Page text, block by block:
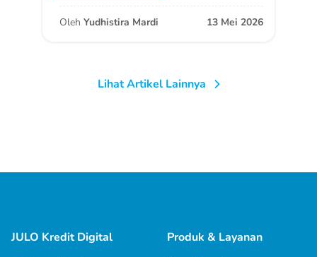
Oleh Yudhistira Mardi 13 Mei 2026
Lihat Artikel Lainnya
JULO Kredit Digital
Produk & Layanan